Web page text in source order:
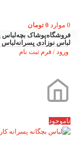
0 موارد 0 تومان
فروشگاهپوشاک بچهلباس
لباس نوزادی پسرانهلباس
ورود / فرم ثبت نام
ناموجود